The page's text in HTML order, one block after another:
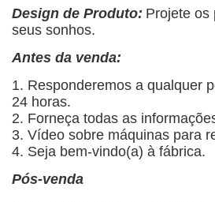
Design de Produto: Projete os
seus sonhos.
Antes da venda:
1. Responderemos a qualquer
24 horas.
2. Forneça todas as
3. Vídeo sobre máquinas para
4. Seja bem-vindo(a) à fábrica.
Pós-venda